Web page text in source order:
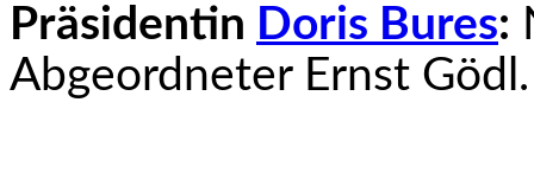
Präsidentin Doris Bures:
Abgeordneter Ernst